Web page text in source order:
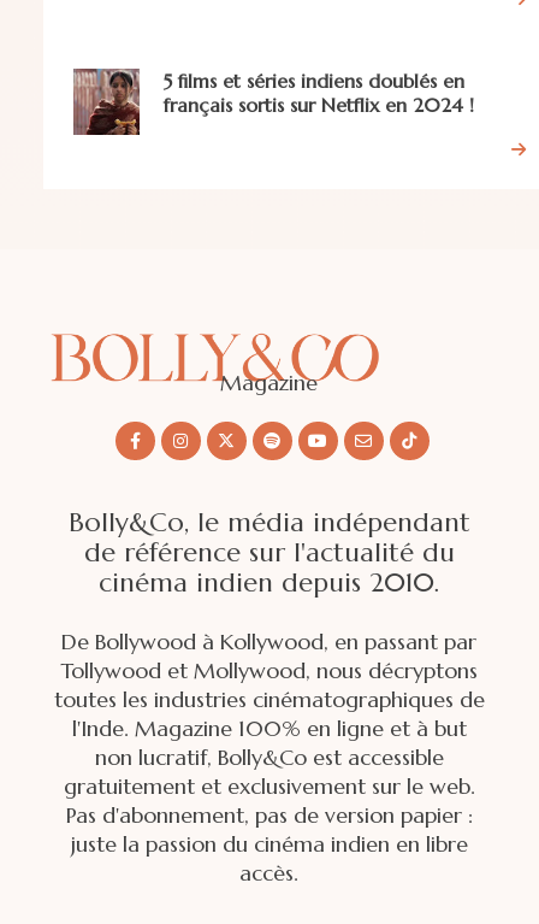
5 films et séries indiens doublés en
français sortis sur Netflix en 2024 !
Magazine
Bolly&Co, le média indépendant
de référence sur l'actualité du
cinéma indien depuis 2010.
De Bollywood à Kollywood, en passant par
Tollywood et Mollywood, nous décryptons
toutes les industries cinématographiques de
l'Inde. Magazine 100% en ligne et à but
non lucratif, Bolly&Co est accessible
gratuitement et exclusivement sur le web.
Pas d'abonnement, pas de version papier :
juste la passion du cinéma indien en libre
accès.